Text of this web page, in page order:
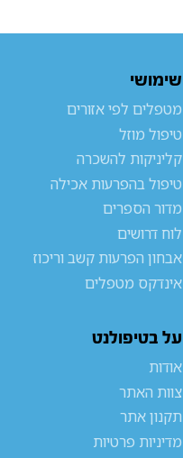
שימושי
מטפלים לפי אזורים
טיפול מוזל
קליניקות להשכרה
טיפול בהפרעות אכילה
מדור הספרים
לוח דרושים
אבחון הפרעות קשב וריכוז
אינדקס מטפלים
על בטיפולנט
אודות
צוות האתר
תקנון אתר
מדיניות פרטיות